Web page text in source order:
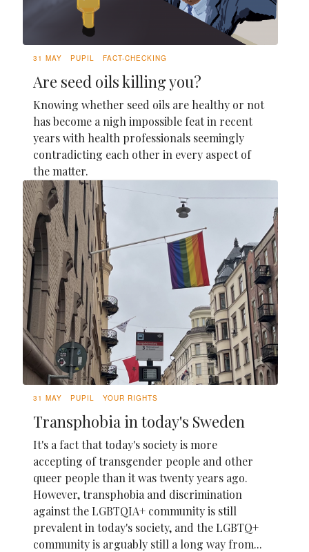
31 MAY PUPIL FACT-CHECKING
Are seed oils killing you?
Knowing whether seed oils are healthy or not
has become a nigh impossible feat in recent
years with health professionals seemingly
contradicting each other in every aspect of
the matter.
31 MAY PUPIL YOUR RIGHTS
Transphobia in today's Sweden
It's a fact that today's society is more
accepting of transgender people and other
queer people than it was twenty years ago.
However, transphobia and discrimination
against the LGBTQIA+ community is still
prevalent in today's society, and the LGBTQ+
community is arguably still a long way from...